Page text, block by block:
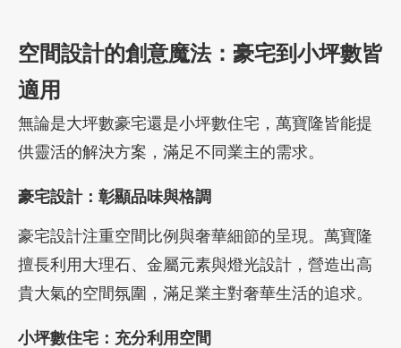
空間設計的創意魔法：豪宅到小坪數皆
適用
無論是大坪數豪宅還是小坪數住宅，萬寶隆皆能提
供靈活的解決方案，滿足不同業主的需求。
豪宅設計：彰顯品味與格調
豪宅設計注重空間比例與奢華細節的呈現。萬寶隆
擅長利用大理石、金屬元素與燈光設計，營造出高
貴大氣的空間氛圍，滿足業主對奢華生活的追求。
小坪數住宅：充分利用空間